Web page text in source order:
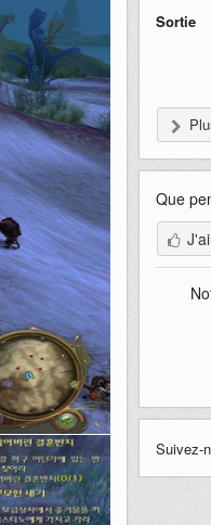
Sortie
Que
Suivez-